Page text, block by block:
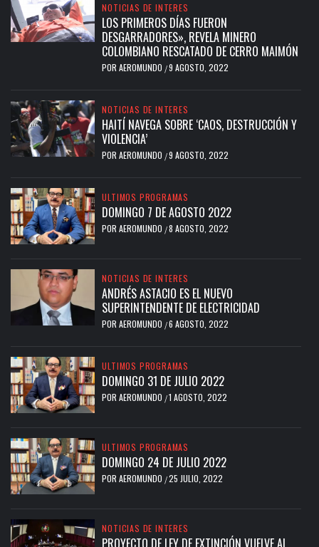
NOTICIAS DE INTERES
LOS PRIMEROS DÍAS FUERON
DESGARRADORES», REVELA MINERO
COLOMBIANO RESCATADO DE CERRO MAIMÓN
POR AEROMUNDO /9 AGOSTO, 2022
NOTICIAS DE INTERES
HAITÍ NAVEGA SOBRE ‘CAOS, DESTRUCCIÓN Y
VIOLENCIA’
POR AEROMUNDO /9 AGOSTO, 2022
ULTIMOS PROGRAMAS
DOMINGO 7 DE AGOSTO 2022
POR AEROMUNDO /8 AGOSTO, 2022
NOTICIAS DE INTERES
ANDRÉS ASTACIO ES EL NUEVO
SUPERINTENDENTE DE ELECTRICIDAD
POR AEROMUNDO /6 AGOSTO, 2022
ULTIMOS PROGRAMAS
DOMINGO 31 DE JULIO 2022
POR AEROMUNDO /1 AGOSTO, 2022
ULTIMOS PROGRAMAS
DOMINGO 24 DE JULIO 2022
POR AEROMUNDO /25 JULIO, 2022
NOTICIAS DE INTERES
PROYECTO DE LEY DE EXTINCIÓN VUELVE AL